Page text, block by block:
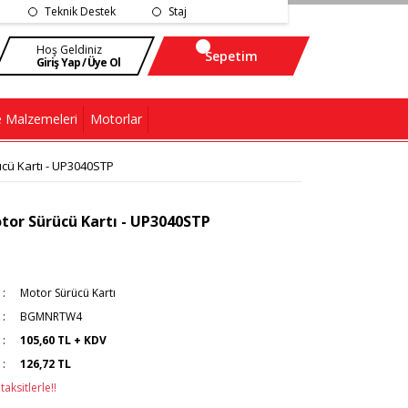
Teknik Destek Staj
Hoş Geldiniz
Giriş Yap / Üye Ol
Sepetim
Malzemeleri Motorlar
Kartı - UP3040STP
Sürücü Kartı - UP3040STP
Motor Sürücü Kartı
BGMNRTW4
105,60 TL + KDV
126,72 TL